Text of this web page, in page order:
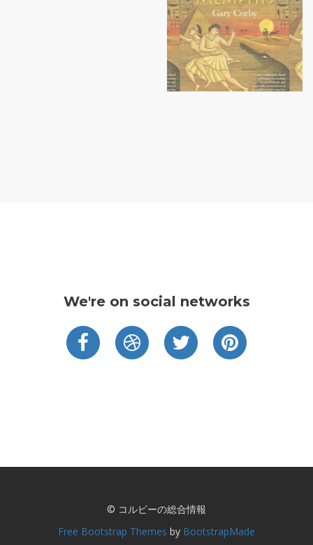
We're on social networks
© コルビーの総合情報
Free Bootstrap Themes by BootstrapMade